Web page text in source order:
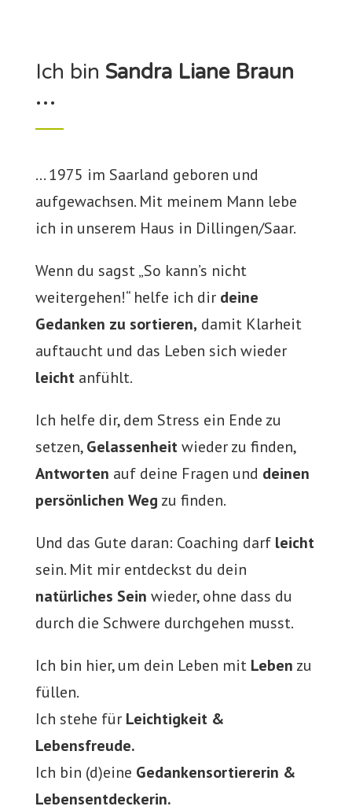
Ich bin Sandra Liane Braun
…
… 1975 im Saarland geboren und
aufgewachsen. Mit meinem Mann lebe
ich in unserem Haus in Dillingen/Saar.
Wenn du sagst „So kann’s nicht
weitergehen!“ helfe ich dir deine
Gedanken zu sortieren, damit Klarheit
auftaucht und das Leben sich wieder
leichtanfühlt.
Ich helfe dir, dem Stress ein Ende zu
setzen,Gelassenheitwieder zu finden,
Antworten auf deine Fragen und deinen
persönlichen Weg zu finden.
Und das Gute daran: Coaching darf leicht
sein. Mit mir entdeckst du dein
natürliches Sein wieder, ohne dass du
durch die Schwere durchgehen musst.
Ich bin hier, um dein Leben mit Leben zu
füllen.
Ich stehe für Leichtigkeit &
Lebensfreude.
Ich bin (d)eine Gedankensortiererin &
Lebensentdeckerin.